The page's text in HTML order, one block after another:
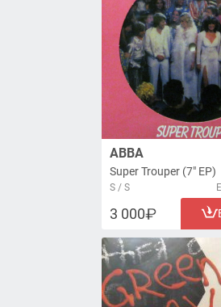
ABBA
Super Trouper (7" EP)
S / S
3 000